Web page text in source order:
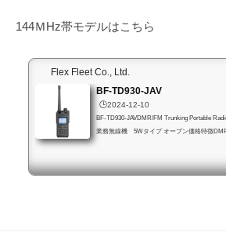
144ＭHz帯モデルはこちら
Flex Fleet Co., Ltd.
BF-TD930-JAV
🕒️2024-12-10
BF-TD930-JAVDMR/FM Trunking Portable
業務無線機 5Wタイプ オープン価格特徴
します。 従来のDMR Tier IIに加えてFMアナ